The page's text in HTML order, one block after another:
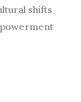
shifts